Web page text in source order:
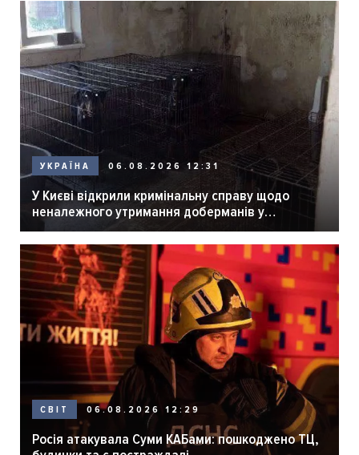
УКРАЇНА 06.08.2026 12:31
У Києві відкрили кримінальну справу щодо
неналежного утримання доберманів у
розпліднику
СВІТ 06.08.2026 12:29
Росія атакувала Суми КАБами: пошкоджено ТЦ,